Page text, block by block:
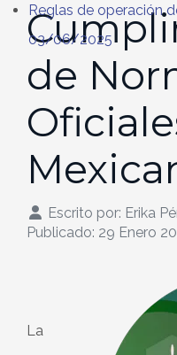
Reglas de operación
03/06/2025
de
Escrito por: Erika
Publicado: 29 Enero
La